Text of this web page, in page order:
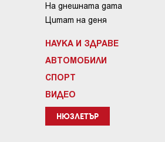
На днешната дата
Цитат на деня
НАУКА И ЗДРАВЕ
АВТОМОБИЛИ
СПОРТ
ВИДЕО
НЮЗЛЕТЪР